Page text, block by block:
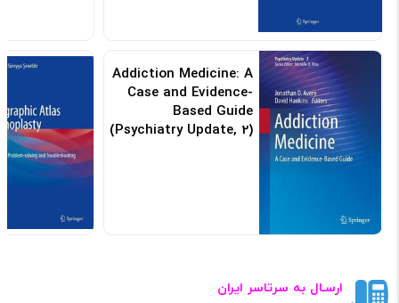
Addiction Medicine: A
Case and Evidence-
Based Guide
(Psychiatry Update, 2)
ارسـال به سرتاسر ایران